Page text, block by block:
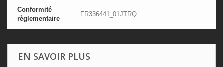
Conformité
règlementaire
FR336441_01JTRQ
EN SAVOIR PLUS